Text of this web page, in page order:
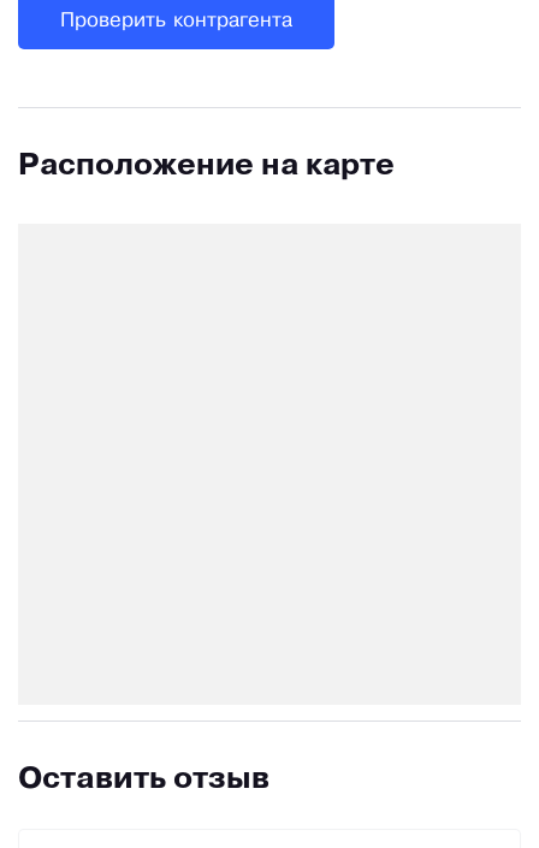
Проверить контрагента
Расположение на карте
Оставить отзыв